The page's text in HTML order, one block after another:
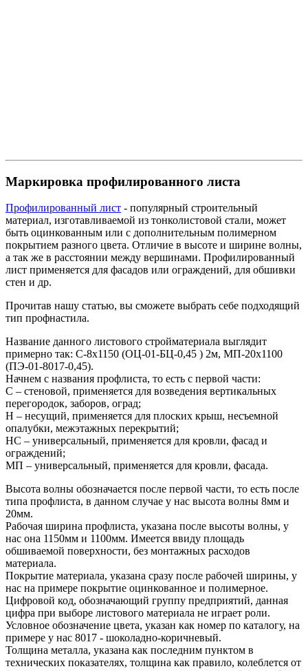
Маркировка профилированного листа
Профилированный лист - популярный строительный
материал, изготавливаемой из тонколистовой стали, может
быть оцинкованным или с дополнительным полимерном
покрытием разного цвета. Отличие в высоте и ширине волны,
а так же в расстоянии между вершинами. Профилированный
лист применяется для фасадов или ограждений, для обшивки
стен и др.
Прочитав нашу статью, вы сможете выбрать себе подходящий
тип профнастила.
Название данного листового стройматериала выглядит
примерно так: С-8х1150 (ОЦ-01-БЦ-0,45 ) 2м, МП-20х1100
(ПЭ-01-8017-0,45).
Начнем с названия профлиста, то есть с первой части:
С – стеновой, применяется для возведения вертикальных
перегородок, заборов, оград;
Н – несущий, применяется для плоских крыш, несъемной
опалубки, межэтажных перекрытий;
НС – универсальный, применяется для кровли, фасад и
ограждений;
МП – универсальный, применяется для кровли, фасада.
Высота волны обозначается после первой части, то есть после
типа профлиста, в данном случае у нас высота волны 8мм и
20мм.
Рабочая ширина профлиста, указана после высоты волны, у
нас она 1150мм и 1100мм. Имеется ввиду площадь
обшиваемой поверхности, без монтажных расходов
материала.
Покрытие материала, указана сразу после рабочей ширины, у
нас на примере покрытие оцинкованное и полимерное.
Цифровой код, обозначающий группу предприятий, данная
цифра при выборе листового материала не играет роли.
Условное обозначение цвета, указан как номер по каталогу, на
примере у нас 8017 - шоколадно-коричневый.
Толщина металла, указана как последним пунктом в
технических показателях, толщина как правило, колеблется от